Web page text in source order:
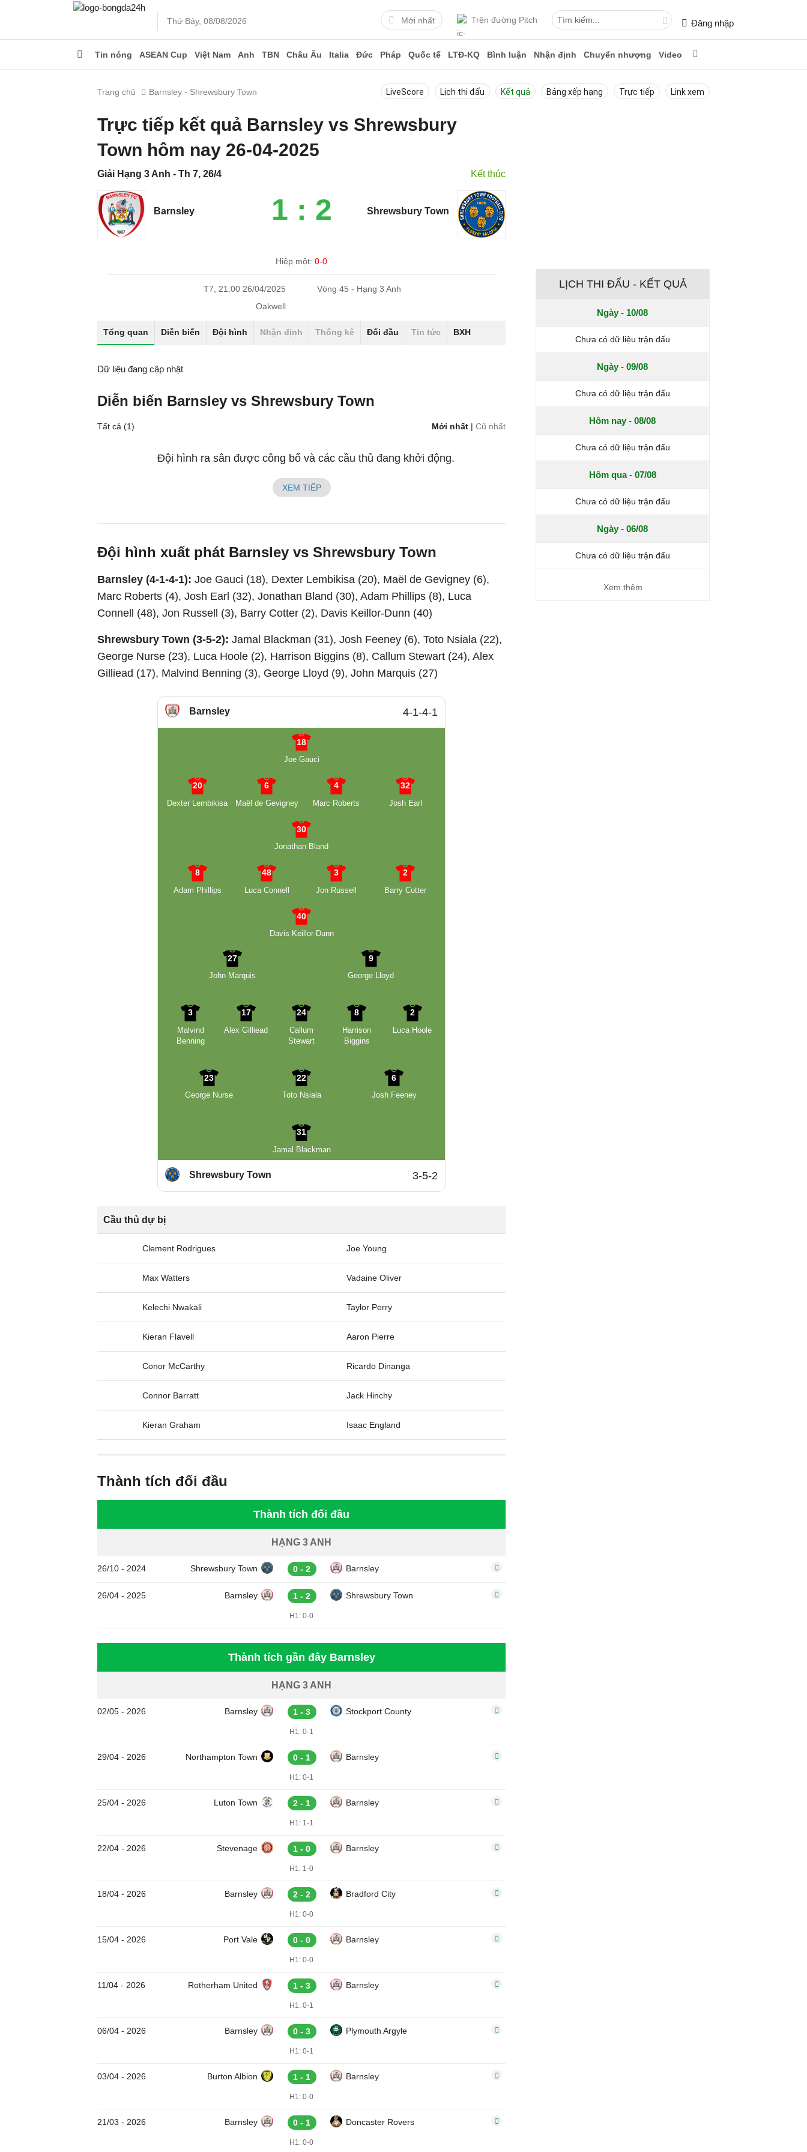
Thứ Bảy, 08/08/2026 Mới nhất Trên đường Pitch Đăng nhập
Tin nóng ASEAN Cup Việt Nam Anh TBN Châu Âu Italia Đức Pháp Quốc tế LTĐ-KQ Bình luận Nhận định Chuyển nhượng Video
Trang chủ Barnsley - Shrewsbury Town LiveScore Lịch thi đấu Kết quả Bảng xếp hạng Trực tiếp Link xem
Trực tiếp kết quả Barnsley vs Shrewsbury
Town hôm nay 26-04-2025
Giải Hạng 3 Anh - Th 7, 26/4 Kết thúc
Barnsley 1 : 2 Shrewsbury Town
Hiệp một:0-0
T7, 21:00 26/04/2025
Vòng 45 - Hạng 3 Anh
Oakwell
Tổng quan Diễn biến Đội hình Nhận định Thống kê Đối đầu Tin tức BXH
Dữ liệu đang cập nhật
Diễn biến Barnsley vs Shrewsbury Town
Tất cả (1) Mới nhất |Cũ nhất
Đội hình ra sân được công bố và các cầu thủ đang khởi động.
XEM TIẾP
Đội hình xuất phát Barnsley vs Shrewsbury Town
Barnsley (4-1-4-1): Joe Gauci (18), Dexter Lembikisa (20), Maël de Gevigney (6),
Marc Roberts (4), Josh Earl (32), Jonathan Bland (30), Adam Phillips (8), Luca
Connell (48), Jon Russell (3), Barry Cotter (2), Davis Keillor-Dunn (40)
Shrewsbury Town (3-5-2): Jamal Blackman (31), Josh Feeney (6), Toto Nsiala (22),
George Nurse (23), Luca Hoole (2), Harrison Biggins (8), Callum Stewart (24), Alex
Gilliead (17), Malvind Benning (3), George Lloyd (9), John Marquis (27)
Barnsley 4-1-4-1
18
Joe Gauci
20
Dexter Lembikisa
6
Maël de Gevigney
4
Marc Roberts
32
Josh Earl
30
Jonathan Bland
8
Adam Phillips
48
Luca Connell
3
Jon Russell
2
Barry Cotter
40
Davis Keillor-Dunn
27
John Marquis
9
George Lloyd
3
Malvind
Benning
17
Alex Gilliead
24
Callum
Stewart
8
Harrison
Biggins
2
Luca Hoole
23
George Nurse
22
Toto Nsiala
6
Josh Feeney
31
Jamal Blackman
Shrewsbury Town 3-5-2
Cầu thủ dự bị
Clement Rodrigues Joe Young
Max Watters Vadaine Oliver
Kelechi Nwakali Taylor Perry
Kieran Flavell Aaron Pierre
Conor McCarthy Ricardo Dinanga
Connor Barratt Jack Hinchy
Kieran Graham Isaac England
Thành tích đối đầu
Thành tích đối đầu
HẠNG 3 ANH
26/10 - 2024 Shrewsbury Town 0 - 2 Barnsley
26/04 - 2025 Barnsley 1 - 2 Shrewsbury Town
H1: 0-0
Thành tích gần đây Barnsley
HẠNG 3 ANH
02/05 - 2026 Barnsley 1 - 3 Stockport County
H1: 0-1
29/04 - 2026 Northampton Town 0 - 1 Barnsley
H1: 0-1
25/04 - 2026 Luton Town 2 - 1 Barnsley
H1: 1-1
22/04 - 2026 Stevenage 1 - 0 Barnsley
H1: 1-0
18/04 - 2026 Barnsley 2 - 2 Bradford City
H1: 0-0
15/04 - 2026 Port Vale 0 - 0 Barnsley
H1: 0-0
11/04 - 2026 Rotherham United 1 - 3 Barnsley
H1: 0-1
06/04 - 2026 Barnsley 0 - 3 Plymouth Argyle
H1: 0-1
03/04 - 2026 Burton Albion 1 - 1 Barnsley
H1: 0-0
21/03 - 2026 Barnsley 0 - 1 Doncaster Rovers
H1: 0-0
LỊCH THI ĐẤU - KẾT QUẢ
Ngày - 10/08
Chưa có dữ liệu trận đấu
Ngày - 09/08
Chưa có dữ liệu trận đấu
Hôm nay - 08/08
Chưa có dữ liệu trận đấu
Hôm qua - 07/08
Chưa có dữ liệu trận đấu
Ngày - 06/08
Chưa có dữ liệu trận đấu
Xem thêm